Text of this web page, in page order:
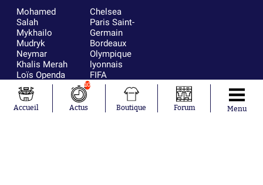
Mohamed
Salah
Mykhailo
Mudryk
Neymar
Khalis Merah
Loïs Openda
Moussa
Niakhaté
Nicolás
Chelsea
Paris Saint-
Germain
Bordeaux
Olympique
lyonnais
FIFA
Real Madrid
RC Strasbourg
AC Milan
Accueil
10
Actus Boutique Forum Menu